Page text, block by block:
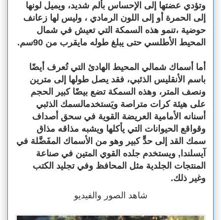
وتؤدي عضتها إلى الإحساس بألم شديد، ويميل لونها
إلى الحمرة أو إلى اللون الرمادي ، وليس لها زعانف
حوضية ،تنمو هذه السمكة التي تعيش في شمال
المحيط الأطلسي حتى يبلغ طوله مايقرب من 90سم.
أما أسماك شمالي المحيط الهادئ التي تُعرف أيضًا
باسم الأنقليس الذئبي، فقد يصل طولها إلى مترين
ونصف المتر، وهذه السمكة تضع بيضًا كبير الحجم
على هيئة كرات متراصة ويَستخدمالسمك الذئبي
أسنانه الأمامية العريضة القوية في سحق أصداف
وقواقع الحيوانات التي يأكلها ويشبه مذاقه مذاق
سمك القد إلى حدٍّ كبير وهو من الأسماك المفَضَّلة في
آيسلندا, ويستخدم جلده القوي المتين في صناعة
المنتجات الجلدية مثل المحافظ وفي تجليد الكتب
وغير ذلك.
شاهد الصور والفيديو